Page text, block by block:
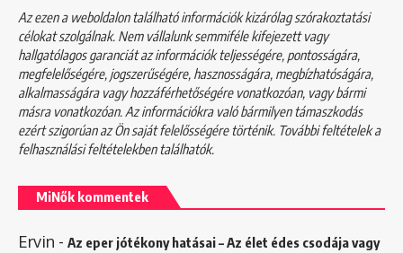
Az ezen a weboldalon található információk kizárólag szórakoztatási
célokat szolgálnak. Nem vállalunk semmiféle kifejezett vagy
hallgatólagos garanciát az információk teljességére, pontosságára,
megfelelőségére, jogszerűségére, hasznosságára, megbízhatóságára,
alkalmasságára vagy hozzáférhetőségére vonatkozóan, vagy bármi
másra vonatkozóan. Az információkra való bármilyen támaszkodás
ezért szigorúan az Ön saját felelősségére történik. További feltételek a
felhasználási feltételekbentalálhatók.
MiNők kommentek
Ervin - Az eper jótékony hatásai – Az élet édes csodája vagy